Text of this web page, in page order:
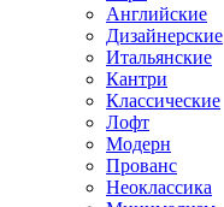
Английские
Дизайнерские
Итальянские
Кантри
Классические
Лофт
Модерн
Прованс
Неоклассика